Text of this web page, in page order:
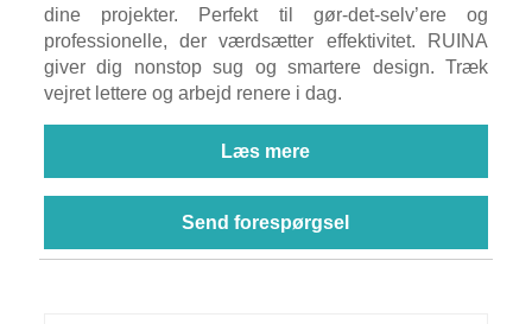
dine projekter. Perfekt til gør-det-selv’ere og
professionelle, der værdsætter effektivitet. RUINA
giver dig nonstop sug og smartere design. Træk
vejret lettere og arbejd renere i dag.
Læs mere
Send forespørgsel